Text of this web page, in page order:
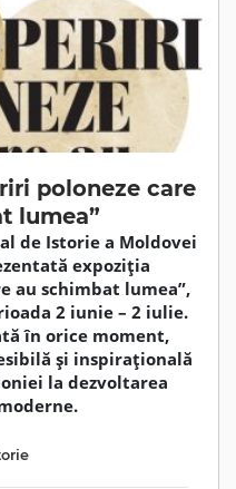
poloneze care
lumea”
de Istorie a Moldovei
expoziția
au schimbat lumea”,
2 iunie – 2 iulie.
în orice moment,
și inspirațională
la dezvoltarea